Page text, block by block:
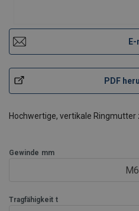
E-
PDF
Hochwertige, vertikale Ringmutter
Gewinde mm
M6
Tragfähigkeit t